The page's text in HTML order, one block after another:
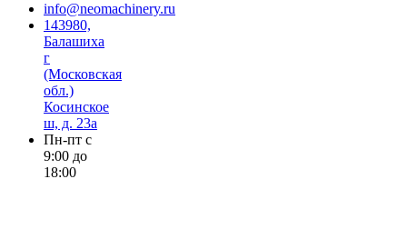
info@neomachinery.ru
143980,
Балашиха
г
(Московская
обл.)
Косинское
ш, д. 23а
Пн-пт с
9:00 до
18:00